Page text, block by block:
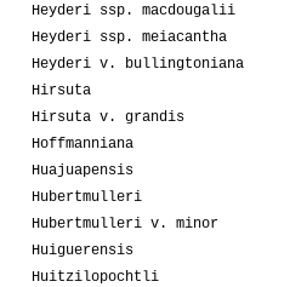
Heyderi ssp. macdougalii
Heyderi ssp. meiacantha
Heyderi v. bullingtoniana
Hirsuta
Hirsuta v. grandis
Hoffmanniana
Huajuapensis
Hubertmulleri
Hubertmulleri v. minor
Huiguerensis
Huitzilopochtli